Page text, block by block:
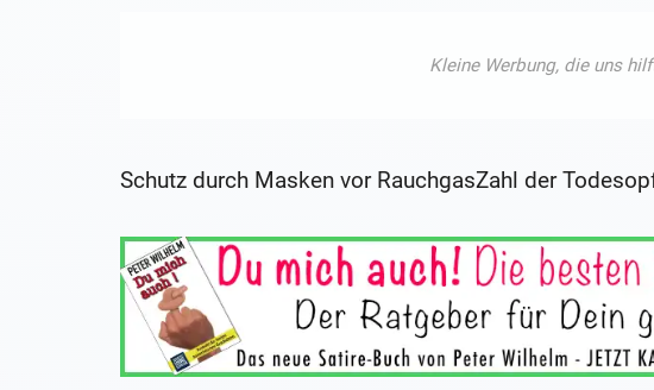
Schutz durch Masken vor RauchgasZahl der